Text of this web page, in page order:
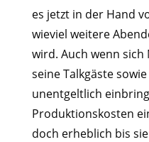
es jetzt in der Hand
wieviel weitere
wird. Auch wenn
seine Talkgäste
unentgeltlich
Produktionskosten
doch erheblich bis